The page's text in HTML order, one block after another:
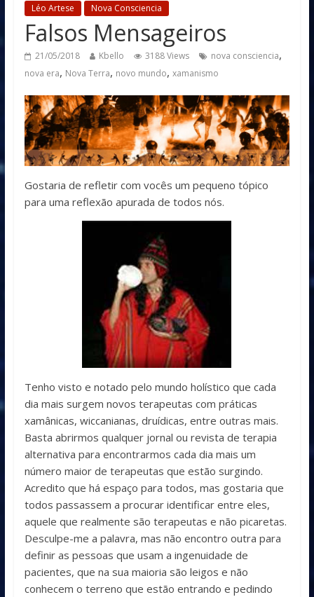
Léo Artese Nova Consciencia
Falsos Mensageiros
21/05/2018 Kbello 3188 Views nova consciencia,
nova era, Nova Terra, novo mundo, xamanismo
Gostaria de refletir com vocês um pequeno tópico
para uma reflexão apurada de todos nós.
Tenho visto e notado pelo mundo holístico que cada
dia mais surgem novos terapeutas com práticas
xamânicas, wiccanianas, druídicas, entre outras mais.
Basta abrirmos qualquer jornal ou revista de terapia
alternativa para encontrarmos cada dia mais um
número maior de terapeutas que estão surgindo.
Acredito que há espaço para todos, mas gostaria que
todos passassem a procurar identificar entre eles,
aquele que realmente são terapeutas e não picaretas.
Desculpe-me a palavra, mas não encontro outra para
definir as pessoas que usam a ingenuidade de
pacientes, que na sua maioria são leigos e não
conhecem o terreno que estão entrando e pedindo